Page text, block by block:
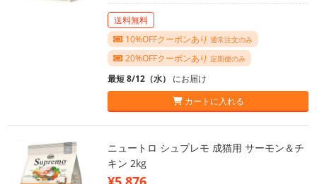
送料無料
10%OFFクーポンあり 通常注文のみ
20%OFFクーポンあり 定期便のみ
最短 8/12（水） にお届け
カートに入れる
ニュートロ シュプレモ 成猫用 サーモン＆チ
キン 2kg